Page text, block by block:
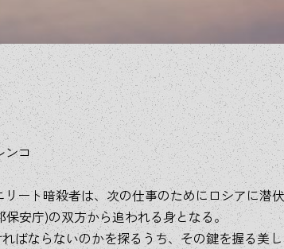
ンコ
ート暗殺者は、次の仕事のためにロシアに
安庁)の双方から追われる身となる。
ばならないのかを探るうち、その鍵を握る美